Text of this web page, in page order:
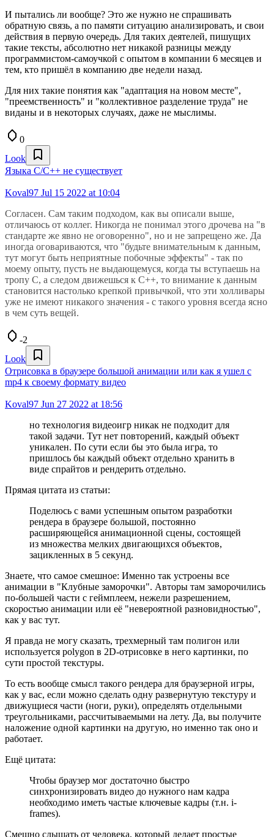
И пытались ли вообще? Это же нужно не спрашивать
обратную связь, а по памяти ситуацию анализировать, и свои
действия в первую очередь. Для таких деятелей, пишущих
такие тексты, абсолютно нет никакой разницы между
программистом-самоучкой с опытом в компании 6 месяцев и
тем, кто пришёл в компанию две недели назад.
Для них такие понятия как "адаптация на новом месте",
"преемственность" и "коллективное разделение труда" не
виданы и в некоторых случаях, даже не мыслимы.
0
Look
Языка С/C++ не существует
Koval97 Jul 15 2022 at 10:04
Согласен. Сам таким подходом, как вы описали выше,
отличаюсь от коллег. Никогда не понимал этого дрочева на "в
стандарте же явно не оговоренно", но и не запрещено же. Да
иногда оговариваются, что "будьте внимательным к данным,
тут могут быть неприятные побочные эффекты" - так по
моему опыту, пусть не выдающемуся, когда ты вступаешь на
тропу С, а следом движешься к С++, то внимание к данным
становится настолько крепкой привычкой, что эти холливары
уже не имеют никакого значения - с такого уровня всегда ясно
в чем суть вещей.
-2
Look
Отрисовка в браузере большой анимации или как я ушел с
mp4 к своему формату видео
Koval97 Jun 27 2022 at 18:56
но технология видеоигр никак не подходит для
такой задачи. Тут нет повторений, каждый объект
уникален. По сути если бы это была игра, то
пришлось бы каждый объект отдельно хранить в
виде спрайтов и рендерить отдельно.
Прямая цитата из статьи:
Поделюсь с вами успешным опытом разработки
рендера в браузере большой, постоянно
расширяющейся анимационной сцены, состоящей
из множества мелких двигающихся объектов,
зацикленных в 5 секунд.
Знаете, что самое смешное: Именно так устроены все
анимации в "Клубные заморочки". Авторы там заморочились
по-большей части с геймплеем, нежели разрешением,
скоростью анимации или её "невероятной разновидностью",
как у вас тут.
Я правда не могу сказать, трехмерный там полигон или
используется polygon в 2D-отрисовке в него картинки, по
сути простой текстуры.
То есть вообще смысл такого рендера для браузерной игры,
как у вас, если можно сделать одну развернутую текстуру и
движущиеся части (ноги, руки), определять отдельными
треугольниками, рассчитываемыми на лету. Да, вы получите
наложение одной картинки на другую, но именно так оно и
работает.
Ещё цитата:
Чтобы браузер мог достаточно быстро
синхронизировать видео до нужного нам кадра
необходимо иметь частые ключевые кадры (т.н. i-
frames).
Смешно слышать от человека, который делает простые